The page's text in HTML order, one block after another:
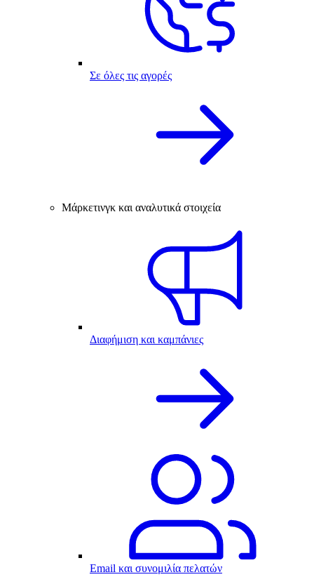
Σε όλες τις αγορές
Μάρκετινγκ και αναλυτικά στοιχεία
Διαφήμιση και καμπάνιες
Email και συνομιλία πελατών